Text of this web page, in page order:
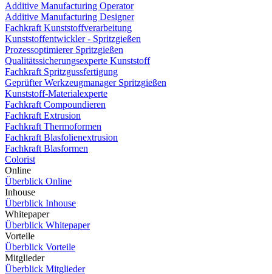
Additive Manufacturing Operator
Additive Manufacturing Designer
Fachkraft Kunststoffverarbeitung
Kunststoffentwickler - Spritzgießen
Prozessoptimierer Spritzgießen
Qualitätssicherungsexperte Kunststoff
Fachkraft Spritzgussfertigung
Geprüfter Werkzeugmanager Spritzgießen
Kunststoff-Materialexperte
Fachkraft Compoundieren
Fachkraft Extrusion
Fachkraft Thermoformen
Fachkraft Blasfolienextrusion
Fachkraft Blasformen
Colorist
Online
Überblick Online
Inhouse
Überblick Inhouse
Whitepaper
Überblick Whitepaper
Vorteile
Überblick Vorteile
Mitglieder
Überblick Mitglieder